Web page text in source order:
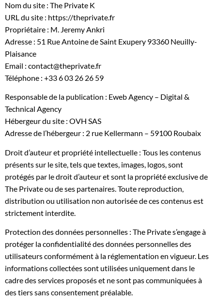
Nom du site : The Private K
URL du site : https://theprivate.fr
Propriétaire : M. Jeremy Ankri
Adresse : 51 Rue Antoine de Saint Exupery 93360 Neuilly-
Plaisance
Email : contact@theprivate.fr
Téléphone : +33 6 03 26 26 59
Responsable de la publication : Eweb Agency – Digital &
Technical Agency
Hébergeur du site : OVH SAS
Adresse de l’hébergeur : 2 rue Kellermann – 59100 Roubaix
Droit d’auteur et propriété intellectuelle : Tous les contenus
présents sur le site, tels que textes, images, logos, sont
protégés par le droit d’auteur et sont la propriété exclusive de
The Private ou de ses partenaires. Toute reproduction,
distribution ou utilisation non autorisée de ces contenus est
strictement interdite.
Protection des données personnelles : The Private s’engage à
protéger la confidentialité des données personnelles des
utilisateurs conformément à la réglementation en vigueur. Les
informations collectées sont utilisées uniquement dans le
cadre des services proposés et ne sont pas communiquées à
des tiers sans consentement préalable.